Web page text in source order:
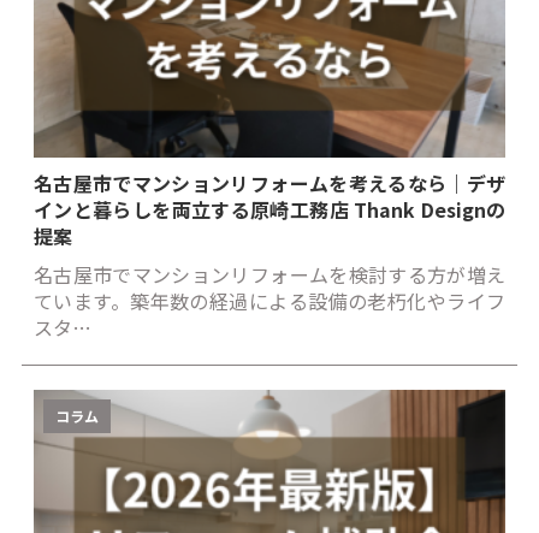
名古屋市でマンションリフォームを考えるなら｜デザ
インと暮らしを両立する原崎工務店 Thank Designの
提案
名古屋市でマンションリフォームを検討する方が増え
ています。築年数の経過による設備の老朽化やライフ
スタ…
コラム